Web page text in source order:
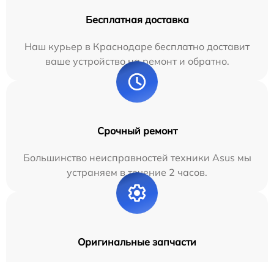
Бесплатная доставка
Наш курьер в Краснодаре бесплатно доставит
ваше устройство на ремонт и обратно.
Срочный ремонт
Большинство неисправностей техники Asus мы
устраняем в течение 2 часов.
Оригинальные запчасти